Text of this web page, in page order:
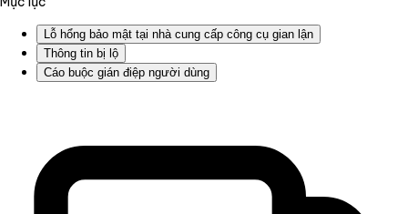
Lỗ hổng bảo mật tại nhà cung cấp công cụ gian lận
Thông tin bị lộ
Cáo buộc gián điệp người dùng